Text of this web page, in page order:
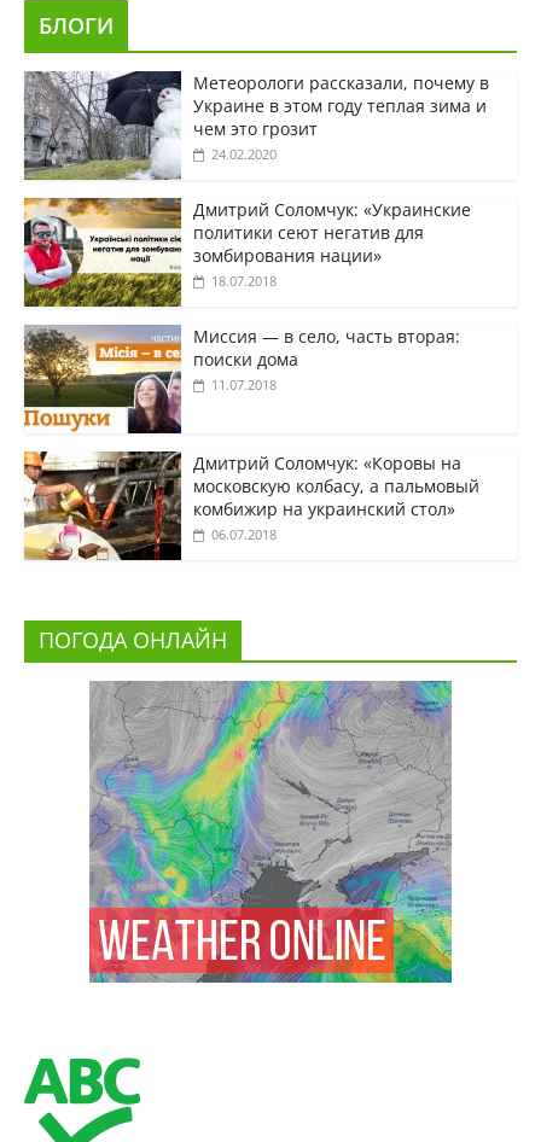
БЛОГИ
Метеорологи рассказали, почему в
Украине в этом году теплая зима и
чем это грозит
24.02.2020
Дмитрий Соломчук: «Украинские
политики сеют негатив для
зомбирования нации»
18.07.2018
Миссия — в село, часть вторая:
поиски дома
11.07.2018
Дмитрий Соломчук: «Коровы на
московскую колбасу, а пальмовый
комбижир на украинский стол»
06.07.2018
ПОГОДА ОНЛАЙН